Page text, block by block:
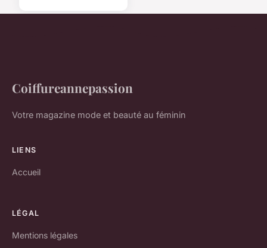
Coiffureannepassion
Votre magazine mode et beauté au féminin
LIENS
Accueil
LÉGAL
Mentions légales